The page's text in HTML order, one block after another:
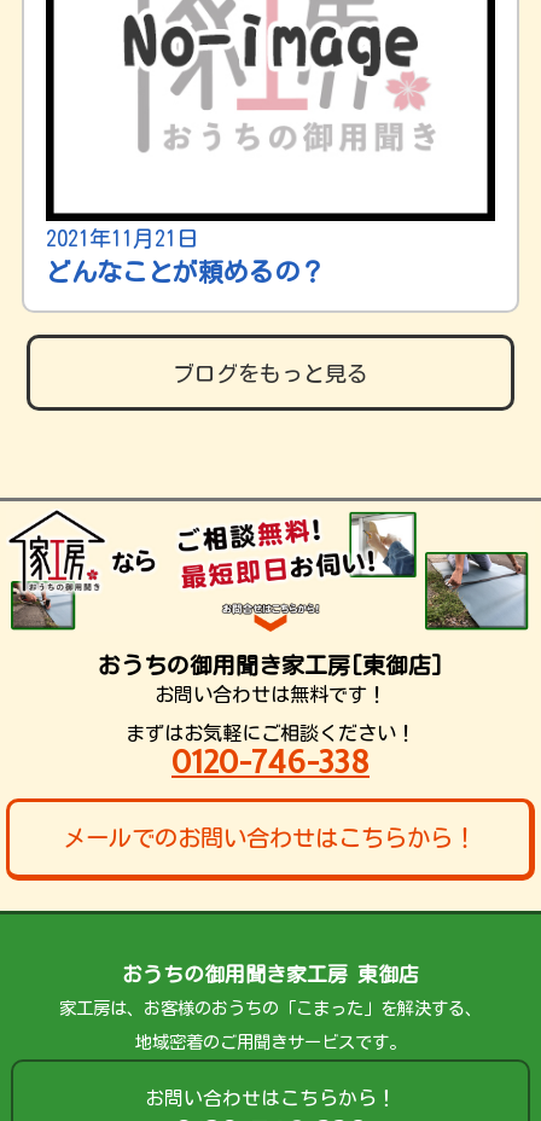
2021年11月21日
どんなことが頼めるの？
ブログをもっと見る
おうちの御用聞き家工房[東御店]
お問い合わせは無料です！
まずはお気軽にご相談ください！
0120-746-338
メールでのお問い合わせはこちらから！
おうちの御用聞き家工房 東御店
家工房は、お客様のおうちの「こまった」を解決する、
地域密着のご用聞きサービスです。
お問い合わせはこちらから！